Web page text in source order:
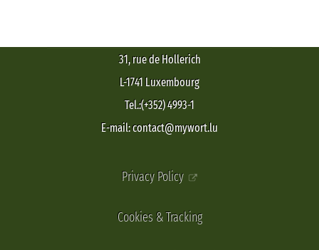
31, rue de Hollerich
L-1741 Luxembourg
Tel.:(+352) 4993-1
E-mail: contact@mywort.lu
Privacy Policy
Cookies & Tracking